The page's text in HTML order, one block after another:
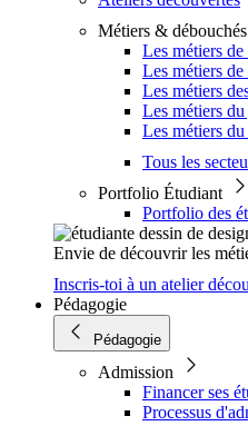
Métiers & débouchés
Les métiers
Les métiers
Les métiers
Les métiers
Les métiers du
Tous les
Portfolio Étudiant
Portfolio des
Envie de découvrir les
Inscris-toi à un atelier
Pédagogie
Pédagogie
Admission
Financer ses
Processus